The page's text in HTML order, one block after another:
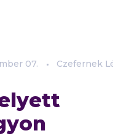
07. Czefernek